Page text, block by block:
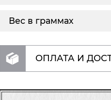
Вес в граммах
ОПЛАТА И